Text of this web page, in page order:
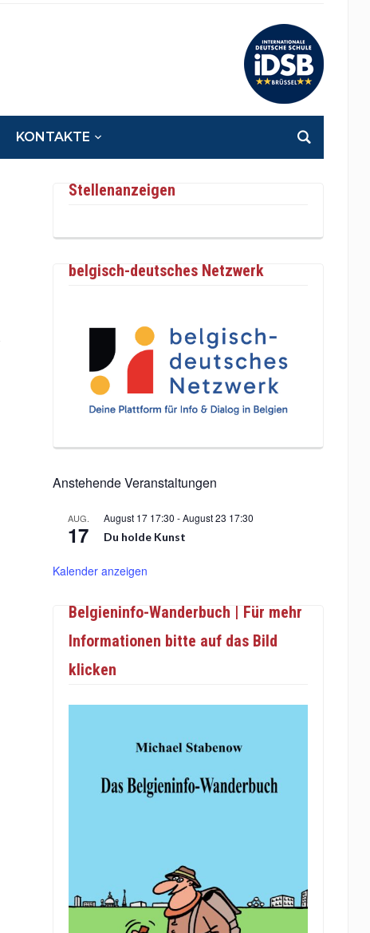
KONTAKTE
Stellenanzeigen
belgisch-deutsches Netzwerk
Anstehende Veranstaltungen
AUG.
17
August 17 17:30 -August 23 17:30
Du holde Kunst
Kalender anzeigen
Belgieninfo-Wanderbuch | Für mehr
Informationen bitte auf das Bild
klicken